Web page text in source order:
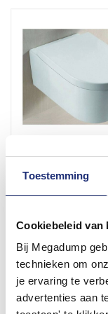
Toestemming
Cookiebeleid van
Bij Megadump
technieken om
je ervaring te
advertenties aan
Juno Wandcloset Met
Diepspoel Zitting Wit
Vóór 14:00 besteld,
Meer info